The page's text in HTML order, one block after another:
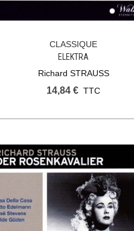
Ajouter Au Panier
CLASSIQUE
ELEKTRA
Richard STRAUSS
14,84 € TTC